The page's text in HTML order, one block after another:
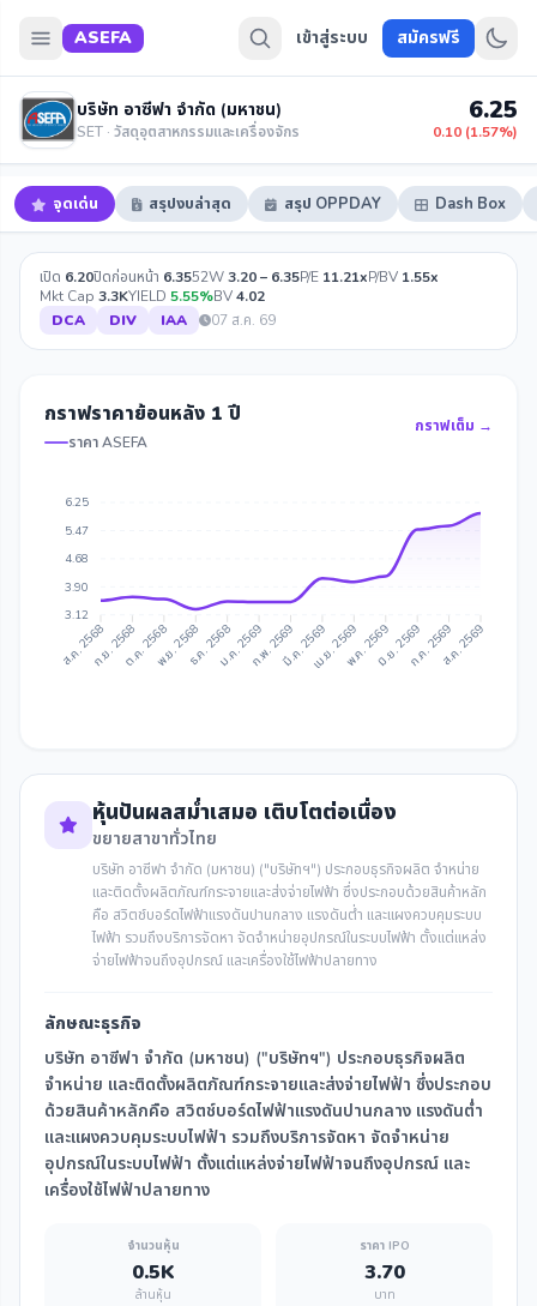
ASEFA เข้าสู่ระบบ สมัครฟรี
บริษัท อาซีฟา จำกัด (มหาชน)
SET · วัสดุอุตสาหกรรมและเครื่องจักร
6.25
0.10 (1.57%)
จุดเด่น สรุปงบล่าสุด สรุป OPPDAY Dash Box
เปิด 6.20ปิดก่อนหน้า 6.3552W3.20 – 6.35P/E 11.21xP/BV 1.55x
Mkt Cap 3.3KYIELD 5.55%BV4.02
DCA
DIV IAA 07 ส.ค. 69
กราฟราคาย้อนหลัง 1 ปี
ราคา ASEFA
กราฟเต็ม →
6.25
5.47
4.68
3.90
3.12
ส.ค. 2568ก.ย. 2568ต.ค. 2568พ.ย. 2568ธ.ค. 2568ม.ค. 2569ก.พ. 2569มี.ค. 2569เม.ย. 2569พ.ค. 2569มิ.ย. 2569ก.ค. 2569ส.ค. 2569
หุ้นปันผลสม่ำเสมอ เติบโตต่อเนื่อง
ขยายสาขาทั่วไทย
บริษัท อาซีฟา จำกัด (มหาชน) ("บริษัทฯ") ประกอบธุรกิจผลิต จำหน่าย
และติดตั้งผลิตภัณฑ์กระจายและส่งจ่ายไฟฟ้า ซึ่งประกอบด้วยสินค้าหลัก
คือ สวิตช์บอร์ดไฟฟ้าแรงดันปานกลาง แรงดันต่ำ และแผงควบคุมระบบ
ไฟฟ้า รวมถึงบริการจัดหา จัดจำหน่ายอุปกรณ์ในระบบไฟฟ้า ตั้งแต่แหล่ง
จ่ายไฟฟ้าจนถึงอุปกรณ์ และเครื่องใช้ไฟฟ้าปลายทาง
ลักษณะธุรกิจ
บริษัท อาซีฟา จำกัด (มหาชน) ("บริษัทฯ") ประกอบธุรกิจผลิต
จำหน่าย และติดตั้งผลิตภัณฑ์กระจายและส่งจ่ายไฟฟ้า ซึ่งประกอบ
ด้วยสินค้าหลักคือ สวิตช์บอร์ดไฟฟ้าแรงดันปานกลาง แรงดันต่ำ
และแผงควบคุมระบบไฟฟ้า รวมถึงบริการจัดหา จัดจำหน่าย
อุปกรณ์ในระบบไฟฟ้า ตั้งแต่แหล่งจ่ายไฟฟ้าจนถึงอุปกรณ์ และ
เครื่องใช้ไฟฟ้าปลายทาง
จำนวนหุ้น
0.5K
ล้านหุ้น
ราคา IPO
3.70
บาท